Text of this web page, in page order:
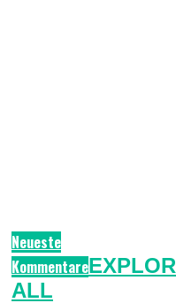
Neueste
Kommentare
ALL